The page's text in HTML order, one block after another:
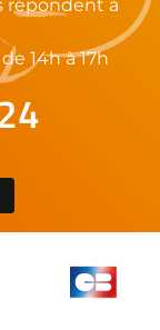
répondent à
14h à 17h